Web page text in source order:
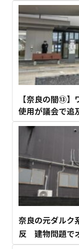
【奈良の闇⑬】
使用が議会で追
奈良の元ダルク
反 建物問題で